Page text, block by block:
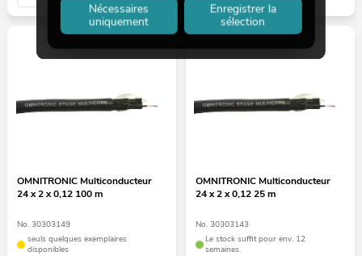
OMNITRONIC Multiconducteur
24 x 2 x 0,12 100 m
No. 30303149
seuls quelques exemplaires
disponibles
OMNITRONIC Multiconducteur
24 x 2 x 0,12 25 m
No. 30303143
Le stock suffit pour env. 12
semaines.
Nécessaires
uniquement
Enregistrer la
sélection